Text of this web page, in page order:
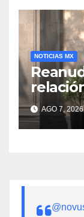
NOTICIAS MX
AGO 7, 2026